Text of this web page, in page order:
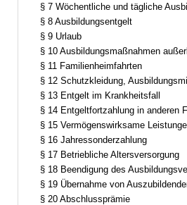
§ 7 Wöchentliche und tägliche
§ 8 Ausbildungsentgelt
§ 9 Urlaub
§ 10 Ausbildungsmaßnahmen
§ 11 Familienheimfahrten
§ 12 Schutzkleidung,
§ 13 Entgelt im Krankheitsfall
§ 14 Entgeltfortzahlung in anderen
§ 15 Vermögenswirksame
§ 16 Jahressonderzahlung
§ 17 Betriebliche Altersversorgung
§ 18 Beendigung des
§ 19 Übernahme von
§ 20 Abschlussprämie